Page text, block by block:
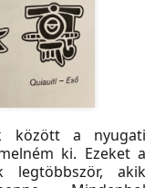
között a nyugati
ki. Ezeket a
akik